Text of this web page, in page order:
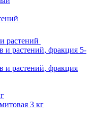
растений
и растений, фракция 5-
и растений, фракция
3 кг